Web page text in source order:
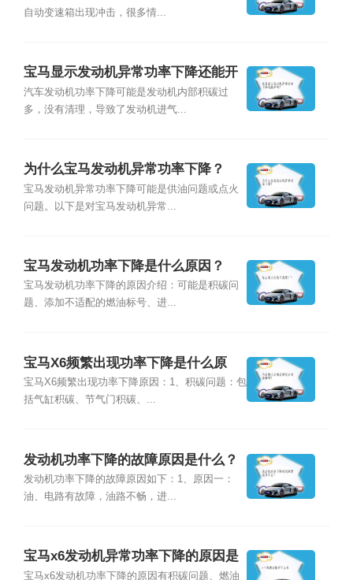
自动变速箱出现冲击，很多情...
宝马显示发动机异常功率下降还能开
吗?
汽车发动机功率下降可能是发动机内部积碳过
多，没有清理，导致了发动机进气...
为什么宝马发动机异常功率下降？
宝马发动机异常功率下降可能是供油问题或点火
问题。以下是对宝马发动机异常...
宝马发动机功率下降是什么原因？
宝马发动机功率下降的原因介绍：可能是积碳问
题、添加不适配的燃油标号、进...
宝马X6频繁出现功率下降是什么原
因？
宝马X6频繁出现功率下降原因：1、积碳问题：包
括气缸积碳、节气门积碳、...
发动机功率下降的故障原因是什么？
发动机功率下降的故障原因如下：1、原因一：
油、电路有故障，油路不畅，进...
宝马x6发动机异常功率下降的原因是
什么？
宝马x6发动机功率下降的原因有积碳问题、燃油